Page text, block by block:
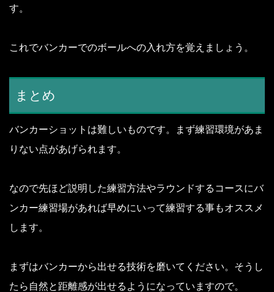
す。
これでバンカーでのボールへの入れ方を覚えましょう。
まとめ
バンカーショットは難しいものです。
まず練習環境があま
りない点があげられます。
なので先ほど説明した練習方法やラウンドするコースにバ
ンカー練習場があれば早めにいって練習する事もオススメ
します。
まずはバンカーから出せる技術を磨いてください。 そうし
たら自然と距離感が出せるようになっていますので。